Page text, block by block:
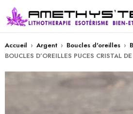
Accueil › Argent › Boucles d'oreilles ›
BOUCLES D’OREILLES PUCES CRISTAL